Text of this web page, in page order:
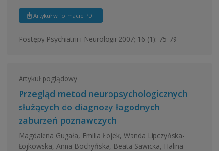
Artykuł w formacie PDF
Postępy Psychiatrii i Neurologii 2007; 16 (1): 75-79
Artykuł poglądowy
Przegląd metod neuropsychologicznych
służących do diagnozy łagodnych
zaburzeń poznawczych
Magdalena Gugała, Emilia Łojek, Wanda Lipczyńska-
Łojkowska, Anna Bochyńska, Beata Sawicka, Halina